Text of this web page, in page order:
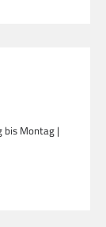
bis Montag |